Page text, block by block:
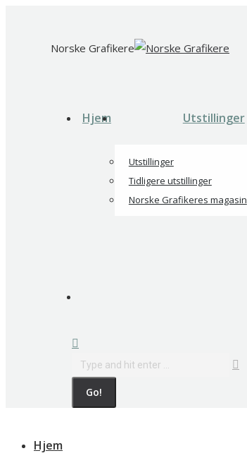
Norske Grafikere
Hjem Utstillinger
Utstillinger
Tidligere utstillinger
Norske Grafikeres magasin
Search:
Hjem